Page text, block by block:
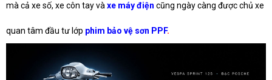
mà cả xe số, xe côn tay và xe máy điện cũng ngày càng được chủ xe
quan tâm đầu tư lớp phim bảo vệ sơn PPF.